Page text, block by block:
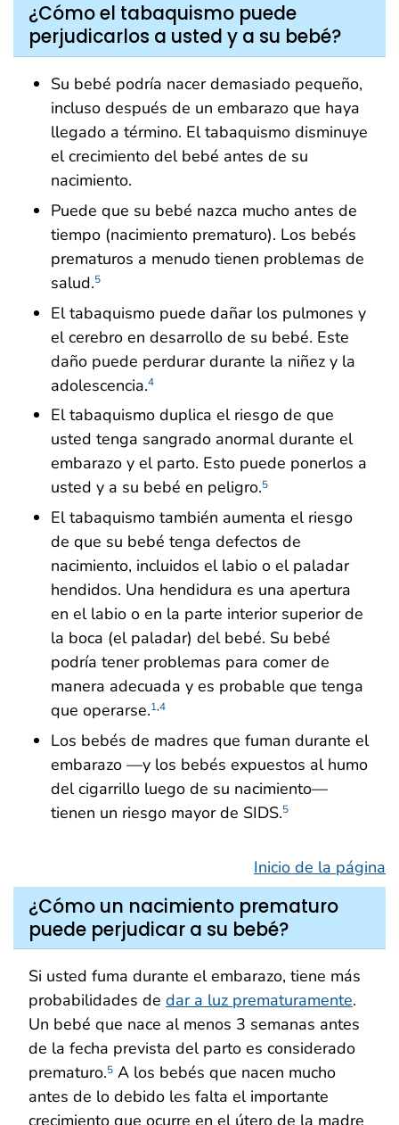
¿Cómo el tabaquismo puede
perjudicarlos a usted y a su bebé?
Su bebé podría nacer demasiado pequeño,
incluso después de un embarazo que haya
llegado a término. El tabaquismo disminuye
el crecimiento del bebé antes de su
nacimiento.
Puede que su bebé nazca mucho antes de
tiempo (nacimiento prematuro). Los bebés
prematuros a menudo tienen problemas de
salud.5
El tabaquismo puede dañar los pulmones y
el cerebro en desarrollo de su bebé. Este
daño puede perdurar durante la niñez y la
adolescencia.4
El tabaquismo duplica el riesgo de que
usted tenga sangrado anormal durante el
embarazo y el parto. Esto puede ponerlos a
usted y a su bebé en peligro.5
El tabaquismo también aumenta el riesgo
de que su bebé tenga defectos de
nacimiento, incluidos el labio o el paladar
hendidos. Una hendidura es una apertura
en el labio o en la parte interior superior de
la boca (el paladar) del bebé. Su bebé
podría tener problemas para comer de
manera adecuada y es probable que tenga
que operarse.1,4
Los bebés de madres que fuman durante el
embarazo —y los bebés expuestos al humo
del cigarrillo luego de su nacimiento—
tienen un riesgo mayor de SIDS.5
Inicio de la página
¿Cómo un nacimiento prematuro
puede perjudicar a su bebé?
Si usted fuma durante el embarazo, tiene más
probabilidades de dar a luz prematuramente.
Un bebé que nace al menos 3 semanas antes
de la fecha prevista del parto es considerado
prematuro.5 A los bebés que nacen mucho
antes de lo debido les falta el importante